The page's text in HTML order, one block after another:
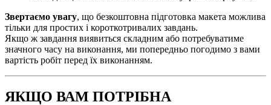
Звертаємо увагу, що безкоштовна підготовка макета можлива
тільки для простих і короткотривалих завдань.
Якщо ж завдання виявиться складним або потребуватиме
значного часу на виконання, ми попередньо погодимо з вами
вартість робіт перед їх виконанням.
ЯКЩО ВАМ ПОТРІБНА